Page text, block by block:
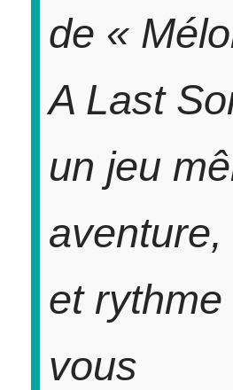
de «
A Last
un jeu
aventure,
et rythme
vous